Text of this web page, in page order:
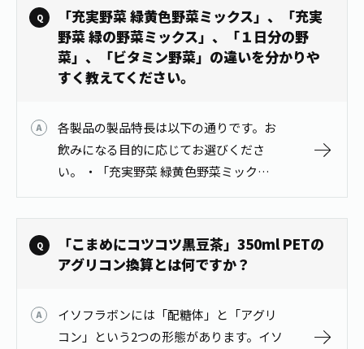
トマトジュース 「トマトを破砕して…
「充実野菜 緑黄色野菜ミックス」、「充実
野菜 緑の野菜ミックス」、「１日分の野
菜」、「ビタミン野菜」の違いを分かりや
すく教えてください。
各製品の製品特長は以下の通りです。お
飲みになる目的に応じてお選びくださ
い。 ・「充実野菜 緑黄色野菜ミック
ス」、「充実野菜 緑の野菜ミックス」
は、果汁を加え野菜が苦手な方でも飲み
やすくした野菜・果汁混合飲料です。
「充実…
「こまめにコツコツ黒豆茶」350ml PETの
アグリコン換算とは何ですか？
イソフラボンには「配糖体」と「アグリ
コン」という2つの形態があります。イソ